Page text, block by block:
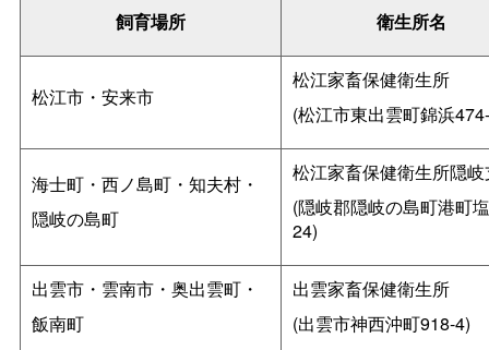
飼育場所
衛生所名
松江市・安来市
松江家畜保健衛生所
(松江市東出雲町錦浜
海士町・西ノ島町・知夫村・
隠岐の島町
松江家畜保健衛生所隠
(隠岐郡隠岐の島町港町
24)
出雲市・雲南市・奥出雲町・
飯南町
出雲家畜保健衛生所
(出雲市神西沖町918-4)